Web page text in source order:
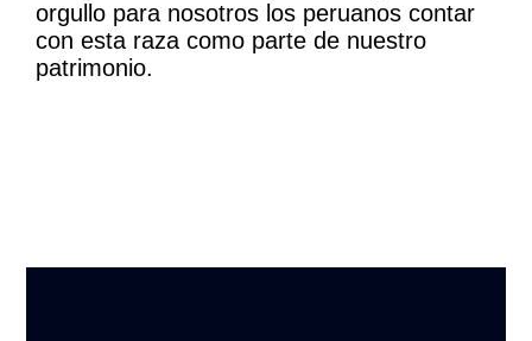
orgullo para nosotros los peruanos contar
con esta raza como parte de nuestro
patrimonio.